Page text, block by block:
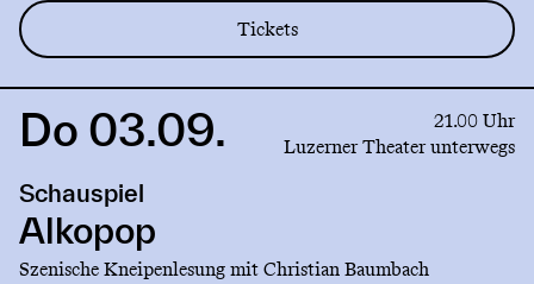
Tickets
Link
Alkopop
Do 03.09.
21.00 Uhr
Luzerner Theater unterwegs
Schauspiel
Alkopop
Szenische Kneipenlesung mit Christian Baumbach